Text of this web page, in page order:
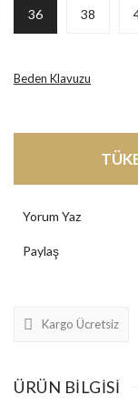
36 38
Beden Klavuzu
Yorum Yaz
Paylaş
Kargo Ücretsiz
ÜRÜN BILGISI